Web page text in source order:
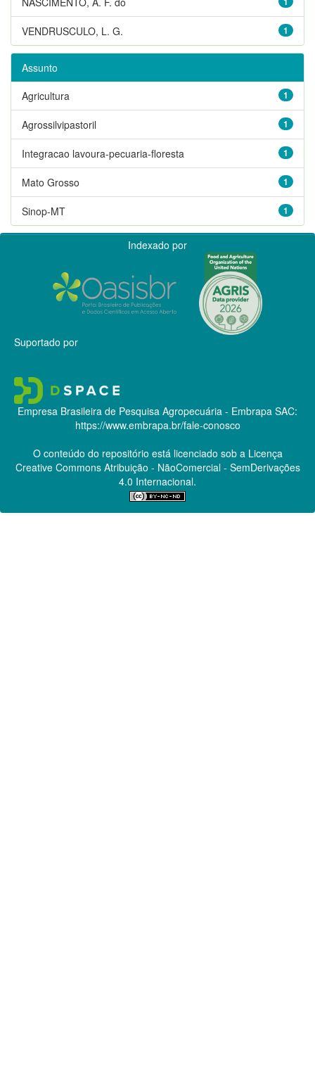
1
VENDRUSCULO, L. G.
Assunto
1
Agricultura
1
Agrossilvipastoril
1
Integracao lavoura-pecuaria-floresta
1
Mato Grosso
1
Sinop-MT
Indexado por
Suportado por
Empresa Brasileira de Pesquisa Agropecuária - Embrapa SAC:
https://www.embrapa.br/fale-conosco
O conteúdo do repositório está licenciado sob a Licença
Creative CommonsAtribuição - NãoComercial - SemDerivações
4.0 Internacional.